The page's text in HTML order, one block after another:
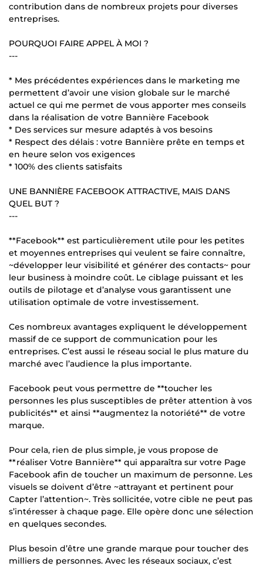
contribution dans de nombreux projets pour diverses
entreprises.
POURQUOI FAIRE APPEL À MOI ?
---
* Mes précédentes expériences dans le marketing me
permettent d’avoir une vision globale sur le marché
actuel ce qui me permet de vous apporter mes conseils
dans la réalisation de votre Bannière Facebook
* Des services sur mesure adaptés à vos besoins
* Respect des délais : votre Bannière prête en temps et
en heure selon vos exigences
* 100% des clients satisfaits
UNE BANNIÈRE FACEBOOK ATTRACTIVE, MAIS DANS
QUEL BUT ?
---
**Facebook** est particulièrement utile pour les petites
et moyennes entreprises qui veulent se faire connaître,
~développer leur visibilité et générer des contacts~ pour
leur business à moindre coût. Le ciblage puissant et les
outils de pilotage et d’analyse vous garantissent une
utilisation optimale de votre investissement.
Ces nombreux avantages expliquent le développement
massif de ce support de communication pour les
entreprises. C’est aussi le réseau social le plus mature du
marché avec l’audience la plus importante.
Facebook peut vous permettre de **toucher les
personnes les plus susceptibles de prêter attention à vos
publicités** et ainsi **augmentez la notoriété** de votre
marque.
Pour cela, rien de plus simple, je vous propose de
**réaliser Votre Bannière** qui apparaîtra sur votre Page
Facebook afin de toucher un maximum de personne. Les
visuels se doivent d’être ~attrayant et pertinent pour
Capter l’attention~. Très sollicitée, votre cible ne peut pas
s’intéresser à chaque page. Elle opère donc une sélection
en quelques secondes.
Plus besoin d’être une grande marque pour toucher des
milliers de personnes. Avec les réseaux sociaux, c’est